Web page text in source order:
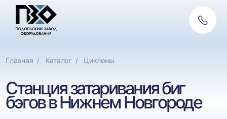
связь
Главная Каталог Циклоны
Станция затаривания биг
бэгов в Нижнем Новгороде
Фильтры
назначению